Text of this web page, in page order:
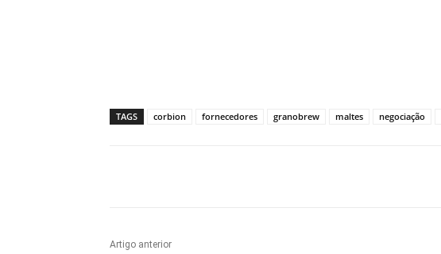
TAGS corbion fornecedores granobrew maltes negociação
Artigo anterior